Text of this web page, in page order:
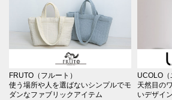
FRUTO（フルート）
使う場所や人を選ばないシンプルでモ
ダンなファブリックアイテム
UCOLO（
天然目の
いデザイ